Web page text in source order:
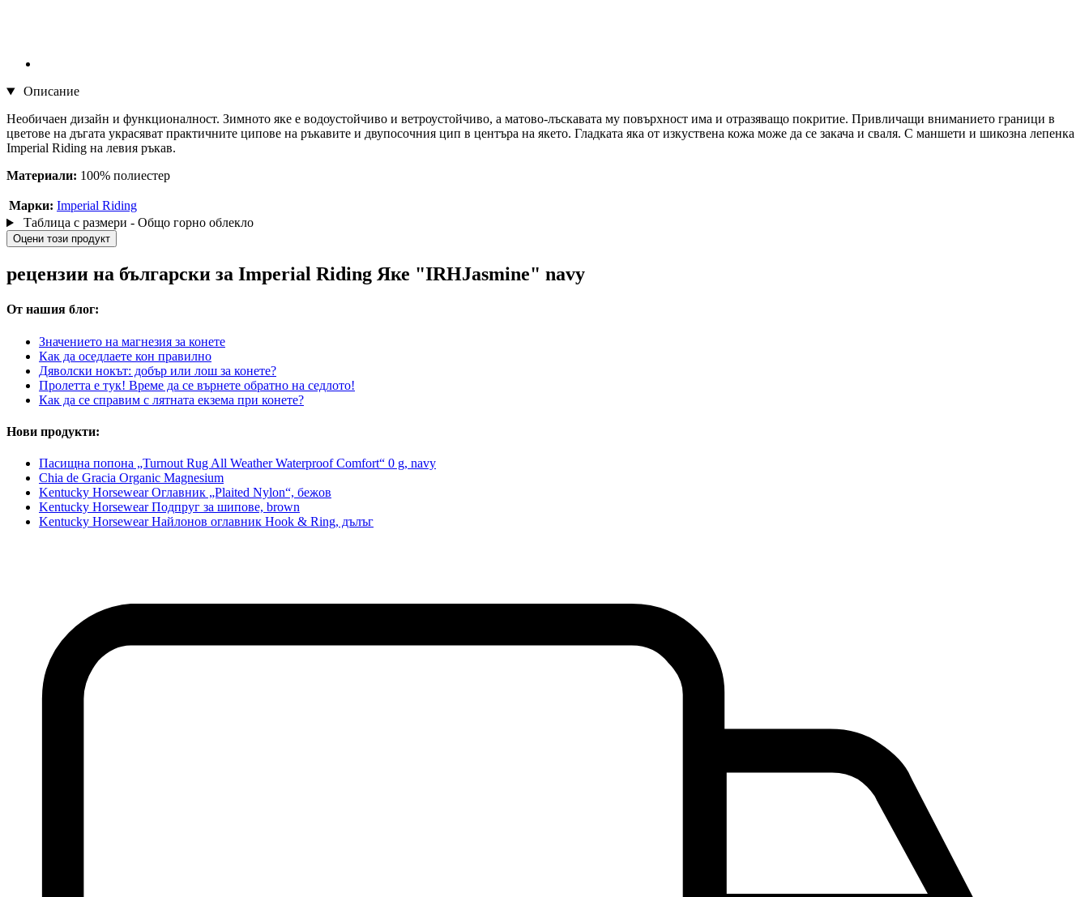
Описание
Необичаен дизайн и функционалност. Зимното яке е водоустойчиво и ветроустойчиво, а матово-лъскавата му повърхност има и отразяващо покритие. Привличащи вниманието граници в
цветове на дъгата украсяват практичните ципове на ръкавите и двупосочния цип в центъра на якето. Гладката яка от изкуствена кожа може да се закача и сваля. С маншети и шикозна лепенка
Imperial Riding на левия ръкав.
Материали: 100% полиестер
Марки: Imperial Riding
Таблица с размери - Общо горно облекло
Оцени този продукт
рецензии на български за Imperial Riding Яке "IRHJasmine" navy
От нашия блог:
Значението на магнезия за конете
Как да оседлаете кон правилно
Дяволски нокът: добър или лош за конете?
Пролетта е тук! Време да се върнете обратно на седлото!
Как да се справим с лятната екзема при конете?
Нови продукти:
Пасищна попона „Turnout Rug All Weather Waterproof Comfort“ 0 g, navy
Chia de Gracia Organic Magnesium
Kentucky Horsewear Оглавник „Plaited Nylon“, бежов
Kentucky Horsewear Подпруг за шипове, brown
Kentucky Horsewear Найлонов оглавник Hook & Ring, дълъг